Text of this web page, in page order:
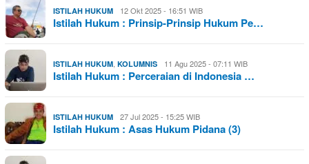
ISTILAH HUKUM 12 Okt 2025 - 16:51 WIB
Istilah Hukum : Prinsip-Prinsip Hukum Pe…
ISTILAH HUKUM, KOLUMNIS 11 Agu 2025 - 07:11 WIB
Istilah Hukum : Perceraian di Indonesia …
ISTILAH HUKUM 27 Jul 2025 - 15:25 WIB
Istilah Hukum : Asas Hukum Pidana (3)